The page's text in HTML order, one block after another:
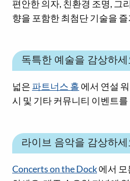
편안한 의자, 친환경 조명, 그
향을 포함한 최첨단 기술을
독특한 예술을 감상하
넓은 파트너스 홀 에서 연설
시 및 기타 커뮤니티 이벤트
라이브 음악을 감상하
Concerts on the Dock에서